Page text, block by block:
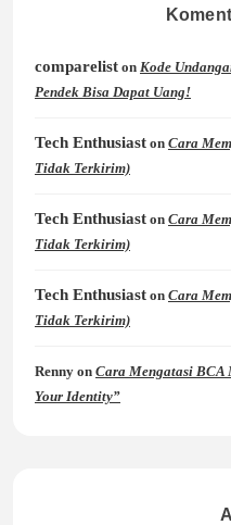
comparelist on Kode
Pendek Bisa Dapat Uang!
Tech Enthusiast on Cara
Tidak Terkirim)
Tech Enthusiast on Cara
Tidak Terkirim)
Tech Enthusiast on Cara
Tidak Terkirim)
Renny on Cara Mengatasi BCA
Your Identity”